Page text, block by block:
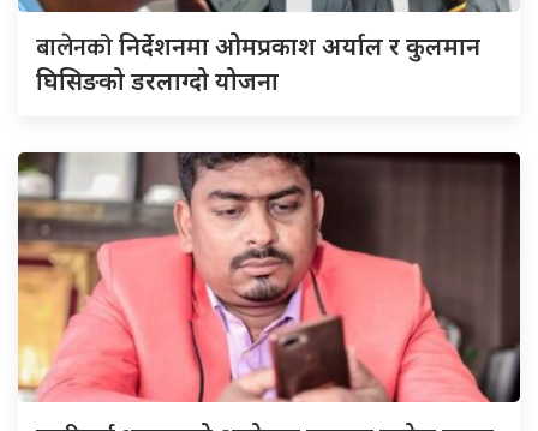
बालेनकोनिर्देशनमा ओमप्रकाश अर्याल र कुलमान
घिसिङको डरलाग्दो योजना